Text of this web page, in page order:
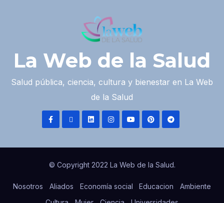
La Web de la Salud
Salud pública, ciencia, cultura y bienestar en La Web
de la Salud
© Copyright 2022 La Web de la Salud.
Nosotros Aliados Economía social Educacion
Ambiente